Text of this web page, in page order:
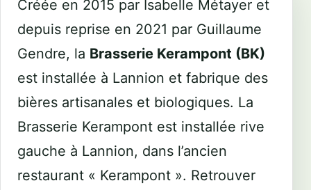
Créée en 2015 par Isabelle Métayer et
depuis reprise en 2021 par Guillaume
Gendre, la Brasserie Kerampont (BK)
est installée à Lannion et fabrique des
bières artisanales et biologiques. La
Brasserie Kerampont est installée rive
gauche à Lannion, dans l’ancien
restaurant « Kerampont ». Retrouver